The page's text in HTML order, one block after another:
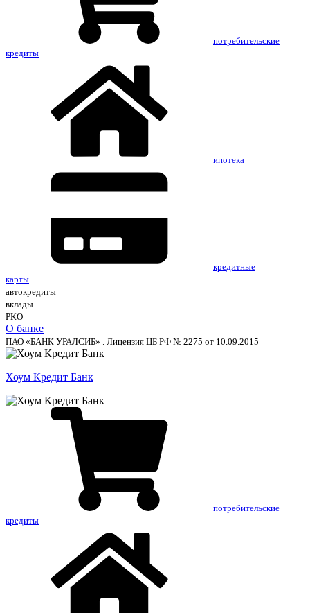
потребительские
кредиты
ипотека
кредитные
карты
автокредиты
вклады
РКО
О банке
ПАО «БАНК УРАЛСИБ» . Лицензия ЦБ РФ № 2275 от 10.09.2015
Хоум Кредит Банк
потребительские
кредиты